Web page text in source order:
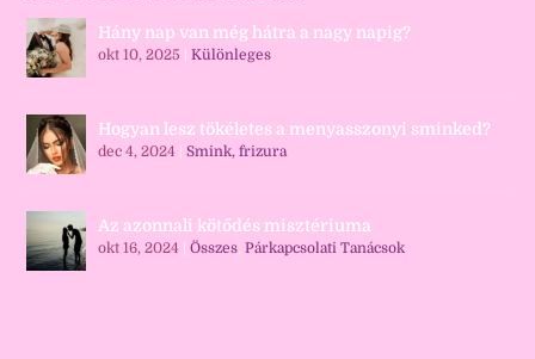
Hány nap van még hátra a nagy napig?
okt 10, 2025 |Különleges
Hogyan lesz tökéletes a menyasszonyi sminked?
dec 4, 2024 |Smink, frizura
Az azonnali kötődés misztériuma
okt 16, 2024 |Összes,Párkapcsolati Tanácsok